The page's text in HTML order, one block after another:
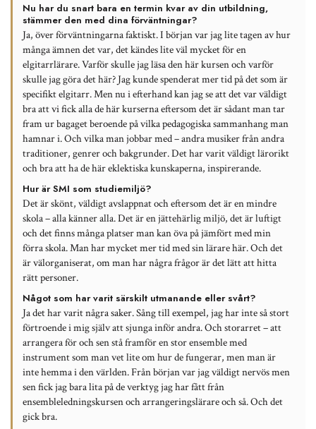
Nu har du snart bara en termin kvar av din utbildning,
stämmer den med dina förväntningar?
Ja, över förväntningarna faktiskt. I början var jag lite tagen av hur
många ämnen det var, det kändes lite väl mycket för en
elgitarrlärare. Varför skulle jag läsa den här kursen och varför
skulle jag göra det här? Jag kunde spenderat mer tid på det som är
specifikt elgitarr. Men nu i efterhand kan jag se att det var väldigt
bra att vi fick alla de här kurserna eftersom det är sådant man tar
fram ur bagaget beroende på vilka pedagogiska sammanhang man
hamnar i. Och vilka man jobbar med – andra musiker från andra
traditioner, genrer och bakgrunder. Det har varit väldigt lärorikt
och bra att ha de här eklektiska kunskaperna, inspirerande.
Hur är SMI som studiemiljö?
Det är skönt, väldigt avslappnat och eftersom det är en mindre
skola – alla känner alla. Det är en jättehärlig miljö, det är luftigt
och det finns många platser man kan öva på jämfört med min
förra skola. Man har mycket mer tid med sin lärare här. Och det
är välorganiserat, om man har några frågor är det lätt att hitta
rätt personer.
Något som har varit särskilt utmanande eller svårt?
Ja det har varit några saker. Sång till exempel, jag har inte så stort
förtroende i mig själv att sjunga inför andra. Och storarret – att
arrangera för och sen stå framför en stor ensemble med
instrument som man vet lite om hur de fungerar, men man är
inte hemma i den världen. Från början var jag väldigt nervös men
sen fick jag bara lita på de verktyg jag har fått från
ensembleledningskursen och arrangeringslärare och så. Och det
gick bra.